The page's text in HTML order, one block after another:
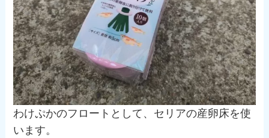
わけぷかのフロートとして、セリアの産卵床を使
います。